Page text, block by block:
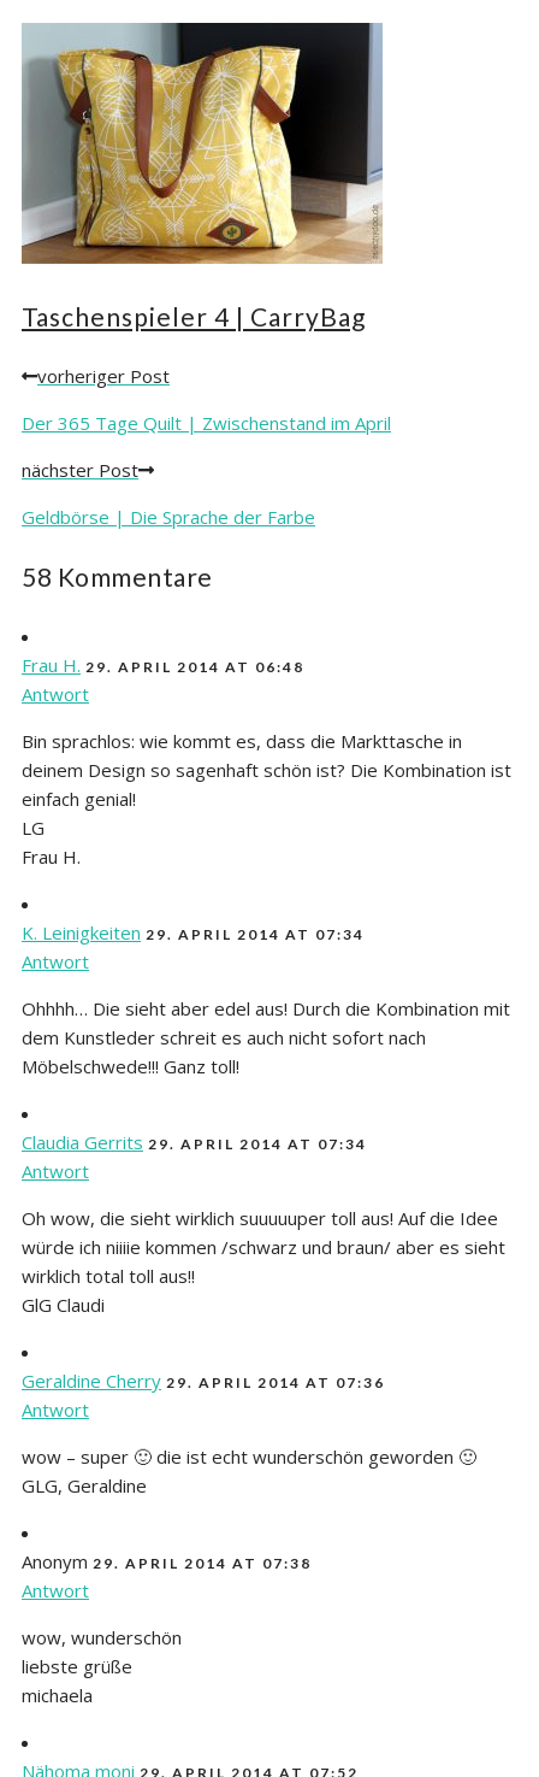
Taschenspieler 4 | CarryBag
Posts
navigation
vorheriger Post
Der 365 Tage Quilt | Zwischenstand im April
nächster Post
Geldbörse | Die Sprache der Farbe
58 Kommentare
Frau H. 29. APRIL 2014 AT 06:48
Antwort
Bin sprachlos: wie kommt es, dass die Markttasche in
deinem Design so sagenhaft schön ist? Die Kombination ist
einfach genial!
LG
Frau H.
K. Leinigkeiten 29. APRIL 2014 AT 07:34
Antwort
Ohhhh… Die sieht aber edel aus! Durch die Kombination mit
dem Kunstleder schreit es auch nicht sofort nach
Möbelschwede!!! Ganz toll!
Claudia Gerrits 29. APRIL 2014 AT 07:34
Antwort
Oh wow, die sieht wirklich suuuuuper toll aus! Auf die Idee
würde ich niiiie kommen /schwarz und braun/ aber es sieht
wirklich total toll aus!!
GlG Claudi
Geraldine Cherry 29. APRIL 2014 AT 07:36
Antwort
wow – super 🙂 die ist echt wunderschön geworden 🙂
GLG, Geraldine
Anonym 29. APRIL 2014 AT 07:38
Antwort
wow, wunderschön
liebste grüße
michaela
Nähoma moni 29. APRIL 2014 AT 07:52